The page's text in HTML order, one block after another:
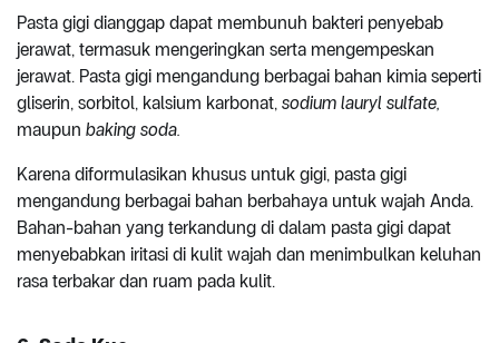
Pasta gigi dianggap dapat membunuh bakteri penyebab
jerawat, termasuk mengeringkan serta mengempeskan
jerawat. Pasta gigi mengandung berbagai bahan kimia seperti
gliserin, sorbitol, kalsium karbonat, sodium lauryl sulfate,
maupun baking soda.
Karena diformulasikan khusus untuk gigi, pasta gigi
mengandung berbagai bahan berbahaya untuk wajah Anda.
Bahan-bahan yang terkandung di dalam pasta gigi dapat
menyebabkan iritasi di kulit wajah dan menimbulkan keluhan
rasa terbakar dan ruam pada kulit.